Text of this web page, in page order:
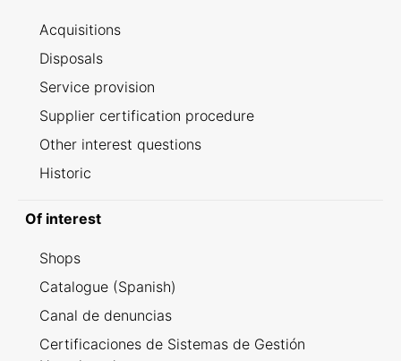
Acquisitions
Disposals
Service provision
Supplier certification procedure
Other interest questions
Historic
Of interest
Shops
Catalogue (Spanish)
Canal de denuncias
Certificaciones de Sistemas de Gestión